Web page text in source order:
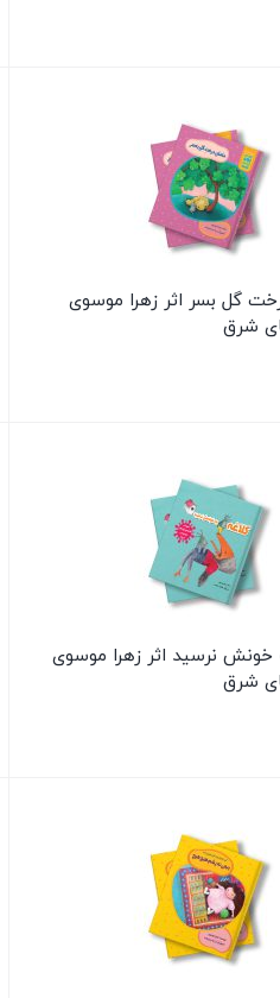
گل بسر اثر زهرا موسوی
شرق
خونش نرسید اثر زهرا موسوی
شرق